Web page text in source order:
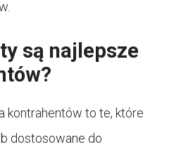
są najlepsze
kontrahentów to te, które
dostosowane do